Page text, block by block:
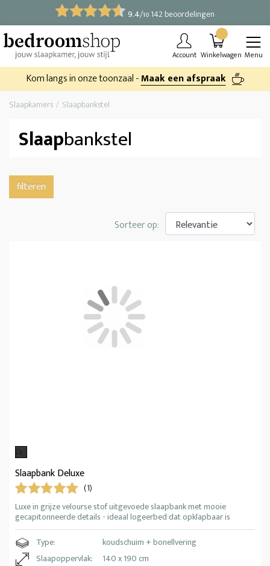
9.4/10 142 beoordelingen
Account Winkelwagen Menu
Kom langs in onze toonzaal -Maak een afspraak
Slaapkamers Slaapbankstel
Slaapbankstel
filteren
Sorteer op:
Slaapbank Deluxe
(1)
Luxe in grijze velourse stof uitgevoede slaapbank met mooie
gecapitonneerde details - ideaal logeerbed dat opklapbaar is
Type:
koudschuim + bonellvering
Slaapoppervlak:
140 x 190 cm